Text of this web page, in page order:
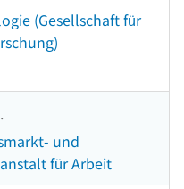
(Gesellschaft für
und
für Arbeit